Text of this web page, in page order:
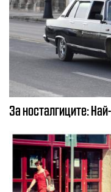
За носталгиците: